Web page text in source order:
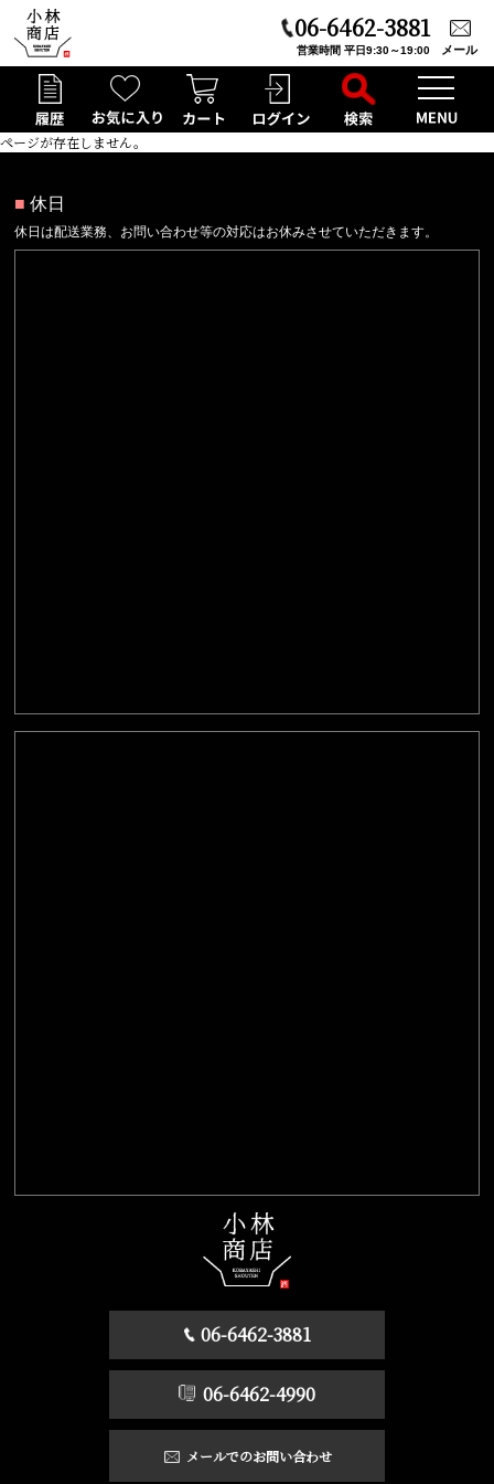
メール
06-6462-3881
営業時間 平日9:30～19:00
ページが存在しません。
■ 休日
休日は配送業務、お問い合わせ等の対応はお休みさせていただきます。
06-6462-3881
06-6462-4990
メールでのお問い合わせ